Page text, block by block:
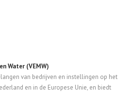
Water (VEMW)
van bedrijven en instellingen op het
en in de Europese Unie, en biedt